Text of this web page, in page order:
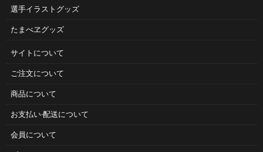
選手イラストグッズ
たまべヱグッズ
サイトについて
ご注⽂について
商品について
お⽀払い‧配送について
会員について